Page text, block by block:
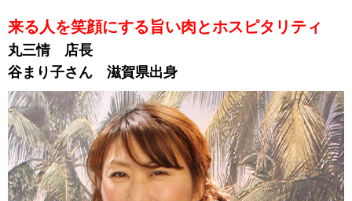
来る人を笑顔にする旨い肉とホスピタリティ
丸三情 店長
谷まり子さん 滋賀県出身